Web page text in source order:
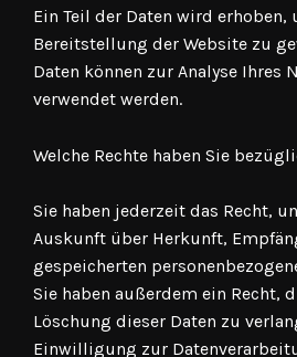
Ein Teil der Daten wird erhoben,
Bereitstellung der Website zu
Daten können zur Analyse Ihres
verwendet werden.
Welche Rechte haben Sie
Sie haben jederzeit das Recht,
Auskunft über Herkunft,
gespeicherten
Sie haben außerdem ein Recht,
Löschung dieser Daten zu
Einwilligung zur